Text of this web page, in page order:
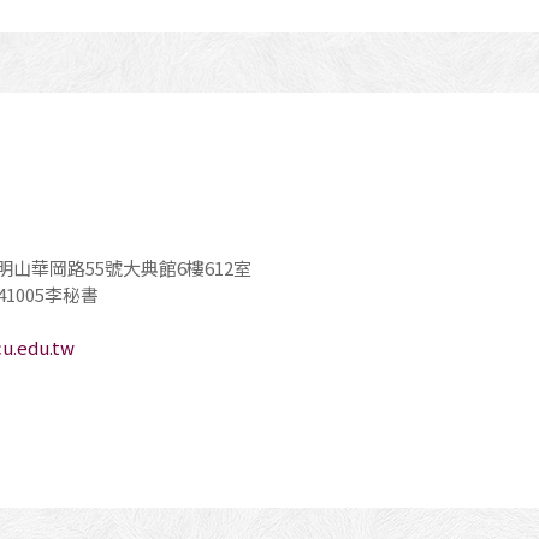
山華岡路55號大典館6樓612室
李秘書